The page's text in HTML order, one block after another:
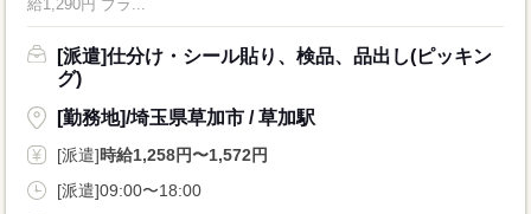
給1,290円 ブラ...
[派遣]仕分け・シール貼り、検品、品出し(ピッキン
グ)
[勤務地]/埼玉県草加市 / 草加駅
[派遣]時給1,258円〜1,572円
[派遣]09:00〜18:00